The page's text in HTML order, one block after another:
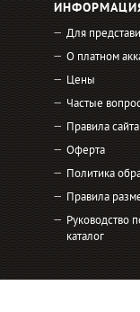
Для
О платном
Цены
Частые
Правила сайта
Оферта
Политика
Правила
Руководство
каталог